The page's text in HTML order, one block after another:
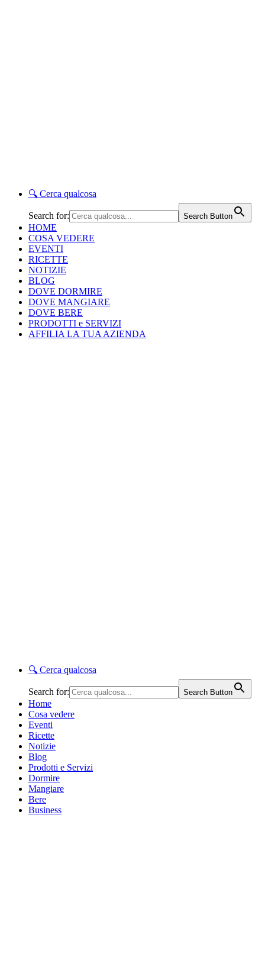
🔍 Cerca qualcosa
Search for: Search Button
HOME
COSA VEDERE
EVENTI
RICETTE
NOTIZIE
BLOG
DOVE DORMIRE
DOVE MANGIARE
DOVE BERE
PRODOTTI e SERVIZI
AFFILIA LA TUA AZIENDA
🔍 Cerca qualcosa
Search for: Search Button
Home
Cosa vedere
Eventi
Ricette
Notizie
Blog
Prodotti e Servizi
Dormire
Mangiare
Bere
Business